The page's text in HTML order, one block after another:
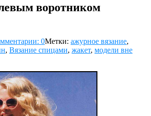
воротником
0Метки: ажурное вязание,
, Вязание спицами, жакет, модели вне